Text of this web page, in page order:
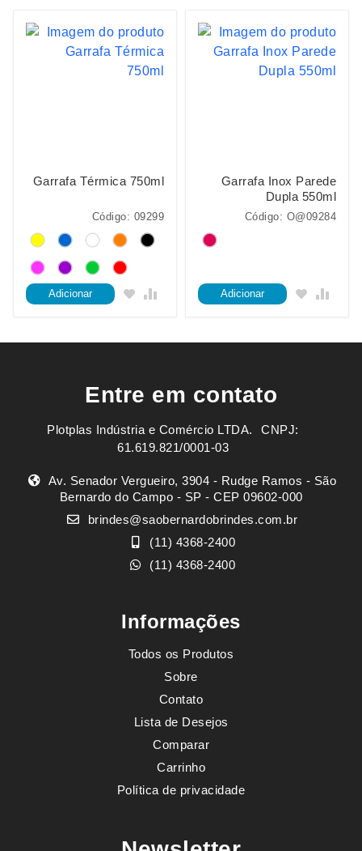
Garrafa Térmica 750ml
Código: 09299
Adicionar
Garrafa Inox Parede
Dupla 550ml
Código: O@09284
Adicionar
Entre em contato
Plotplas Indústria e Comércio LTDA. ㅤㅤㅤ CNPJ:
61.619.821/0001-03
Av. Senador Vergueiro, 3904 - Rudge Ramos - São
Bernardo do Campo - SP - CEP 09602-000
brindes@saobernardobrindes.com.br
(11) 4368-2400
(11) 4368-2400
Informações
Todos os Produtos
Sobre
Contato
Lista de Desejos
Comparar
Carrinho
Política de privacidade